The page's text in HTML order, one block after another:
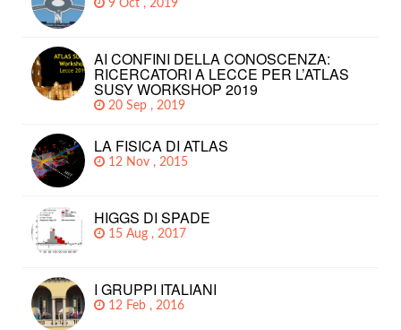
9 Oct , 2019
AI CONFINI DELLA CONOSCENZA:
RICERCATORI A LECCE PER L’ATLAS
SUSY WORKSHOP 2019
20 Sep , 2019
LA FISICA DI ATLAS
12 Nov , 2015
HIGGS DI SPADE
15 Aug , 2017
I GRUPPI ITALIANI
12 Feb , 2016